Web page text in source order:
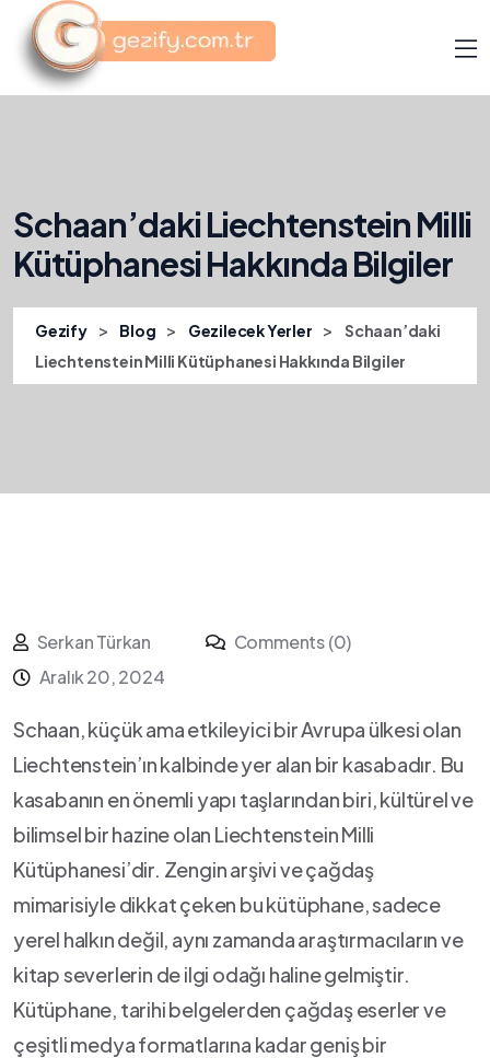
Schaan’daki Liechtenstein Milli
Kütüphanesi Hakkında Bilgiler
Gezify > Blog > Gezilecek Yerler >
Schaan’daki
Liechtenstein Milli Kütüphanesi Hakkında Bilgiler
Serkan Türkan
Comments (0)
Aralık 20, 2024
Schaan, küçük ama etkileyici bir Avrupa ⁢ülkesi olan
⁢Liechtenstein’ın⁢ kalbinde yer alan bir kasabadır. Bu
⁣kasabanın en önemli yapı taşlarından biri, kültürel ve
bilimsel bir hazine olan Liechtenstein Milli
Kütüphanesi’dir. Zengin arşivi ve çağdaş
mimarisiyle ‌dikkat çeken ​bu kütüphane, sadece
‍yerel halkın değil, aynı zamanda araştırmacıların ve
kitap severlerin‍ de ilgi odağı haline gelmiştir.
Kütüphane, tarihi belgelerden çağdaş eserler ve⁤
çeşitli medya formatlarına kadar geniş bir